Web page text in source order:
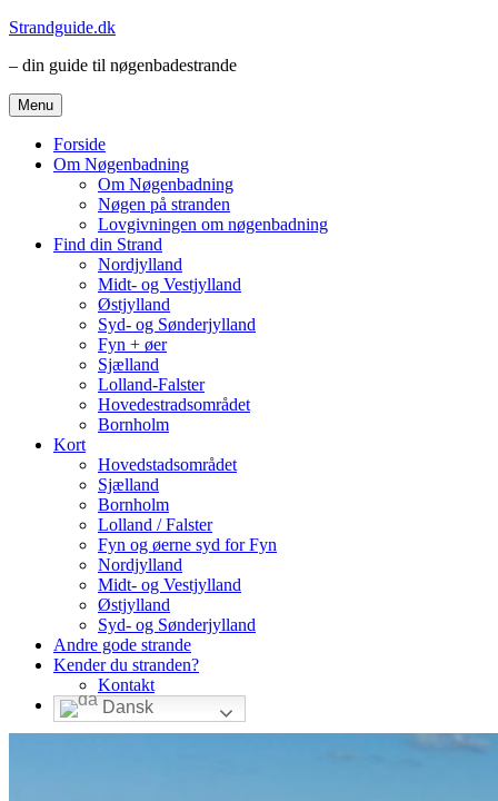
Videre
indhold
Strandguide.dk
– din guide til nøgenbadestrande
Menu
Forside
Om Nøgenbadning
Om Nøgenbadning
Nøgen på stranden
Lovgivningen om nøgenbadning
Find din Strand
Nordjylland
Midt- og Vestjylland
Østjylland
Syd- og Sønderjylland
Fyn + øer
Sjælland
Lolland-Falster
Hovedestradsområdet
Bornholm
Kort
Hovedstadsområdet
Sjælland
Bornholm
Lolland / Falster
Fyn og øerne syd for Fyn
Nordjylland
Midt- og Vestjylland
Østjylland
Syd- og Sønderjylland
Andre gode strande
Kender du stranden?
Kontakt
Dansk